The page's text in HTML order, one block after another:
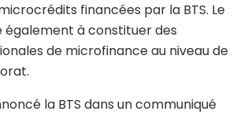
financées par la BTS. Le
également à constituer des
de microfinance au niveau de
la BTS dans un communiqué